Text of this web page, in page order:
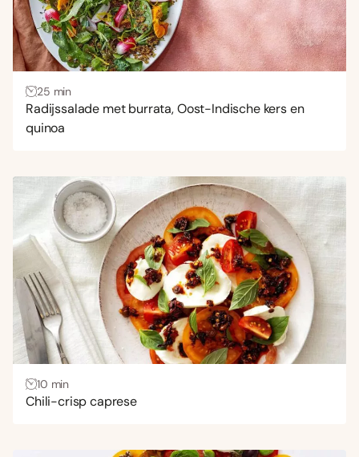
25 min
Radijssalade met burrata, Oost-Indische kers en
quinoa
10 min
Chili-crisp caprese